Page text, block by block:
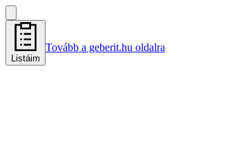
Listáim
Tovább a geberit.hu oldalra